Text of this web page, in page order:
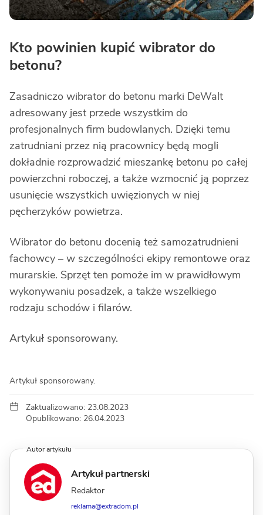
Kto powinien kupić wibrator do
betonu?
Zasadniczo wibrator do betonu marki DeWalt
adresowany jest przede wszystkim do
profesjonalnych firm budowlanych. Dzięki temu
zatrudniani przez nią pracownicy będą mogli
dokładnie rozprowadzić mieszankę betonu po całej
powierzchni roboczej, a także wzmocnić ją poprzez
usunięcie wszystkich uwięzionych w niej
pęcherzyków powietrza.
Wibrator do betonu docenią też samozatrudnieni
fachowcy – w szczególności ekipy remontowe oraz
murarskie. Sprzęt ten pomoże im w prawidłowym
wykonywaniu posadzek, a także wszelkiego
rodzaju schodów i filarów.
Artykuł sponsorowany.
Artykuł sponsorowany.
Zaktualizowano: 23.08.2023
Opublikowano: 26.04.2023
Autor artykułu
Artykuł partnerski
Redaktor
reklama@extradom.pl